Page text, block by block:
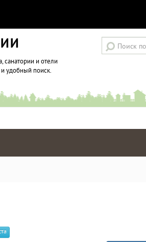
санатории и отели
удобный поиск.